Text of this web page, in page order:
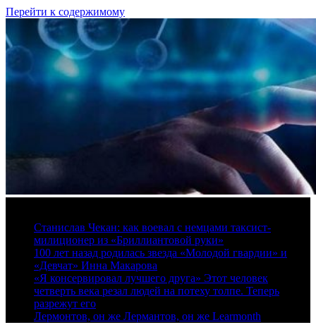
Перейти к содержимому
Станислав Чекан: как воевал с немцами таксист-
милиционер из «Бриллиантовой руки»
100 лет назад родилась звезда «Молодой гвардии» и
«Девчат» Инна Макарова
«Я консервировал лучшего друга» Этот человек
четверть века резал людей на потеху толпе. Теперь
разрежут его
Лермонтов, он же Лермантов, он же Learmonth